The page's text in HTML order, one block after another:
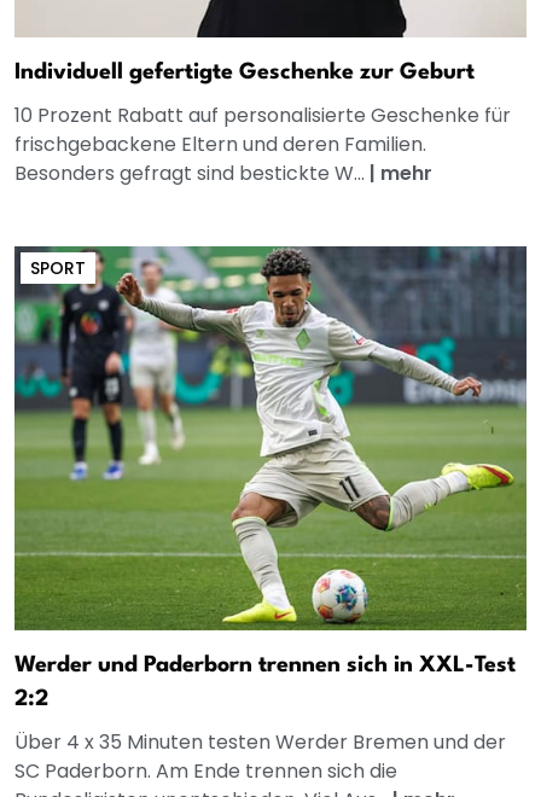
Individuell gefertigte Geschenke zur Geburt
10 Prozent Rabatt auf personalisierte Geschenke für
frischgebackene Eltern und deren Familien.
Besonders gefragt sind bestickte W... | mehr
SPORT
Werder und Paderborn trennen sich in XXL-Test
2:2
Über 4 x 35 Minuten testen Werder Bremen und der
SC Paderborn. Am Ende trennen sich die